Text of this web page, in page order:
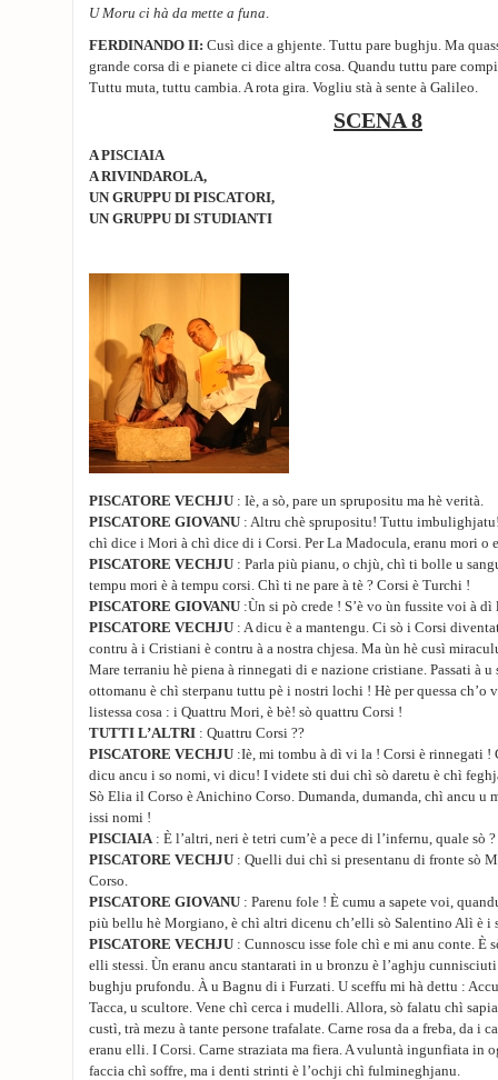
U Moru ci hà da mette a funa
FERDINANDO II: Cusì dice a ghjente. Tuttu pare bughju. Ma
grande corsa di e pianete ci dice altra cosa. Quandu tuttu pare
Tuttu muta, tuttu cambia. A rota gira. Vogliu stà à sente à Galileo.
SCENA 8
A PISCIAIA
A RIVINDAROLA,
UN GRUPPU DI PISCATORI,
UN GRUPPU DI STUDIANTI
PISCATORE VECHJU : Iè, a sò, pare un sprupositu ma hè verità.
PISCATORE GIOVANU : Altru chè sprupositu! Tuttu
chì dice i Mori à chì dice di i Corsi. Per La Madocula, eranu mori o
PISCATORE VECHJU : Parla più pianu, o chjù, chì ti bolle u
tempu mori è à tempu corsi. Chì ti ne pare à tè ? Corsi è Turchi !
PISCATORE GIOVANU :Ùn si pò crede ! S’è vo ùn fussite voi à dì
PISCATORE VECHJU : A dicu è a mantengu. Ci sò i Corsi
contru à i Cristiani è contru à a nostra chjesa. Ma ùn hè cusì
Mare terraniu hè piena à rinnegati di e nazione cristiane. Passati à
ottomanu è chì sterpanu tuttu pè i nostri lochi ! Hè per quessa ch’o
listessa cosa : i Quattru Mori, è bè! sò quattru Corsi !
TUTTI L’ALTRI : Quattru Corsi ??
PISCATORE VECHJU :Iè, mi tombu à dì vi la ! Corsi è rinnegati
dicu ancu i so nomi, vi dicu! I videte sti dui chì sò daretu è chì
Sò Elia il Corso è Anichino Corso. Dumanda, dumanda, chì ancu u
issi nomi !
PISCIAIA : È l’altri, neri è tetri cum’è a pece di l’infernu, quale sò ?
PISCATORE VECHJU : Quelli dui chì si presentanu di fronte sò
Corso.
PISCATORE GIOVANU : Parenu fole ! È cumu a sapete voi,
più bellu hè Morgiano, è chì altri dicenu ch’elli sò Salentino Alì è i
PISCATORE VECHJU : Cunnoscu isse fole chì e mi anu conte. È
elli stessi. Ùn eranu ancu stantarati in u bronzu è l’aghju
bughju prufondu. À u Bagnu di i Furzati. U sceffu mi hà dettu :
Tacca, u scultore. Vene chì cerca i mudelli. Allora, sò falatu chì
custì, trà mezu à tante persone trafalate. Carne rosa da a freba, da i
eranu elli. I Corsi. Carne straziata ma fiera. A vuluntà ingunfiata in
faccia chì soffre, ma i denti strinti è l’ochji chì fulmineghjanu.